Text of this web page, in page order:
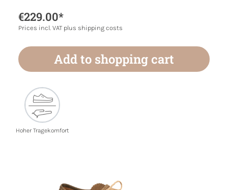
€229.00*
Prices incl. VAT plus shipping costs
Add to shopping cart
Hoher Tragekomfort